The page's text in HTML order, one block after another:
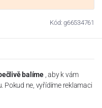
Kód: g66534761
balíme , aby k vám
Pokud ne, vyřídíme reklamaci